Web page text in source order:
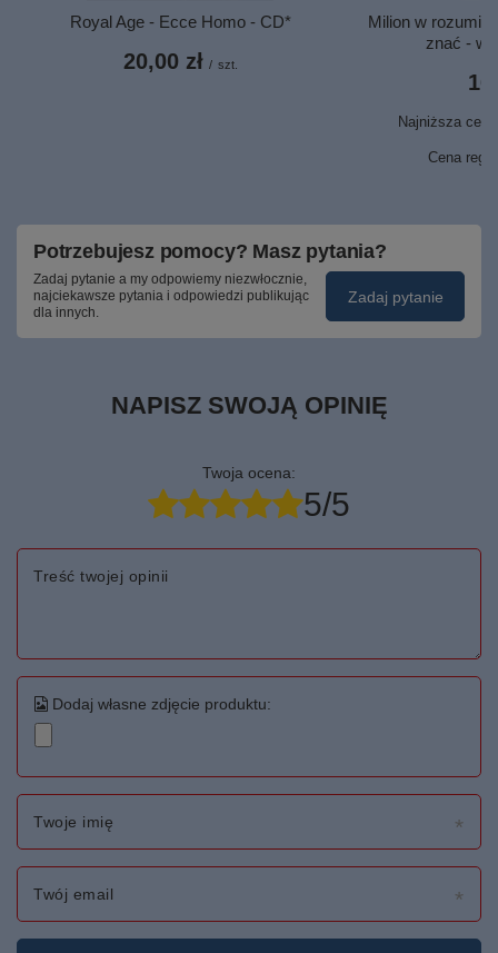
Royal Age - Ecce Homo - CD*
20,00 zł / szt.
Milion w rozumie
znać -
Najniższa
Cena
Potrzebujesz pomocy? Masz pytania?
Zadaj pytanie a my odpowiemy niezwłocznie,
najciekawsze pytania i odpowiedzi publikując
dla innych.
Zadaj pytanie
NAPISZ SWOJĄ OPINIĘ
Twoja ocena:
5/5
Treść twojej opinii
Dodaj własne zdjęcie produktu:
Twoje imię
Twój email